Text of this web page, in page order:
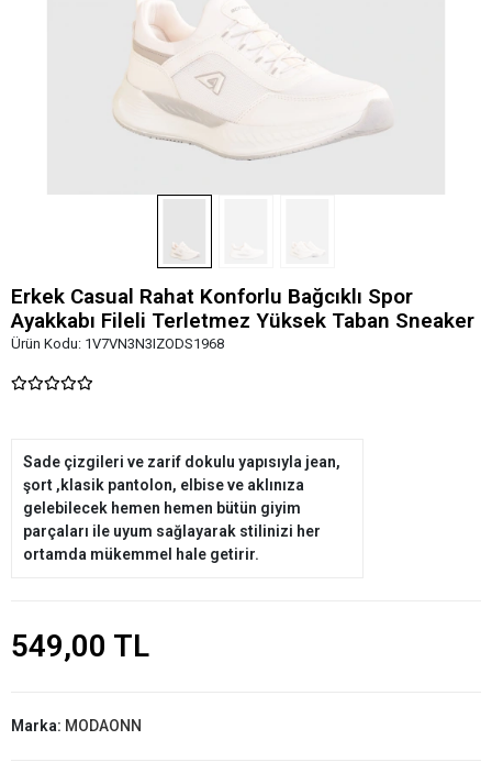
Erkek Casual Rahat Konforlu Bağcıklı Spor
Ayakkabı Fileli Terletmez Yüksek Taban Sneaker
Ürün Kodu: 1V7VN3N3IZODS1968
Sade çizgileri ve zarif dokulu yapısıyla jean,
şort ,klasik pantolon, elbise ve aklınıza
gelebilecek hemen hemen bütün giyim
parçaları ile uyum sağlayarak stilinizi her
ortamda mükemmel hale getirir.
549,00 TL
Marka: MODAONN